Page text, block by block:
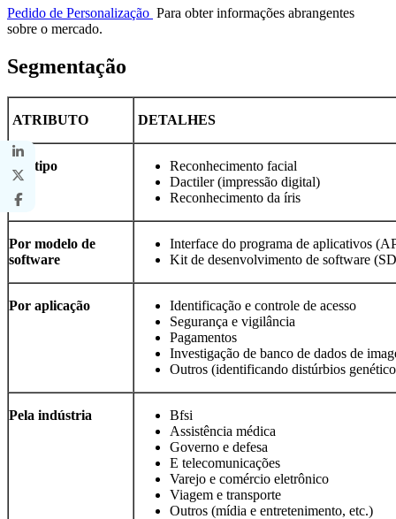
Pedido de Personalização Para obter informações abrangentes
sobre o mercado.
Segmentação
ATRIBUTO DETALHES
Por tipo
Reconhecimento facial
Dactiler (impressão digital)
Reconhecimento da íris
Por modelo de
software
Interface do programa de aplicativos
Kit de desenvolvimento de software
Por aplicação
Identificação e controle de acesso
Segurança e vigilância
Pagamentos
Investigação de banco de dados de
Outros (identificando distúrbios
Pela indústria
Bfsi
Assistência médica
Governo e defesa
E telecomunicações
Varejo e comércio eletrônico
Viagem e transporte
Outros (mídia e entretenimento, etc.)